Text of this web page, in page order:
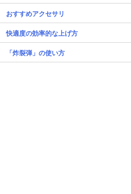
おすすめアクセサリ
快適度の効率的な上げ方
「炸裂弾」の使い方